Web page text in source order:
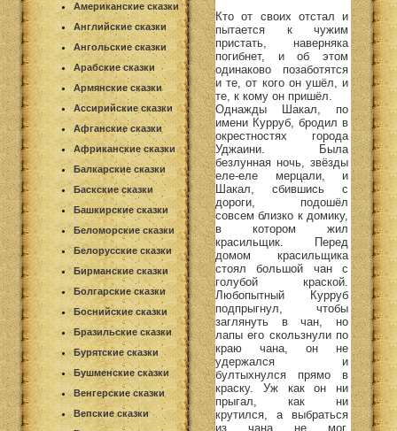
Американские сказки
Английские сказки
Ангольские сказки
Арабские сказки
Армянские сказки
Ассирийские сказки
Афганские сказки
Африканские сказки
Балкарские сказки
Баскские сказки
Башкирские сказки
Беломорские сказки
Белорусские сказки
Бирманские сказки
Болгарские сказки
Боснийские сказки
Бразильские сказки
Бурятские сказки
Бушменские сказки
Венгерские сказки
Вепские сказки
Кто от своих отстал и
пытается к чужим
пристать, наверняка
погибнет, и об этом
одинаково позаботятся
и те, от кого он ушёл, и
те, к кому он пришёл.
Однажды Шакал, по
имени Курруб, бродил в
окрестностях города
Уджаини. Была
безлунная ночь, звёзды
еле-еле мерцали, и
Шакал, сбившись с
дороги, подошёл
совсем близко к домику,
в котором жил
красильщик. Перед
домом красильщика
стоял большой чан с
голубой краской.
Любопытный Курруб
подпрыгнул, чтобы
заглянуть в чан, но
лапы его скользнули по
краю чана, он не
удержался и
бултыхнулся прямо в
краску. Уж как он ни
прыгал, как ни
крутился, а выбраться
из чана не мог.